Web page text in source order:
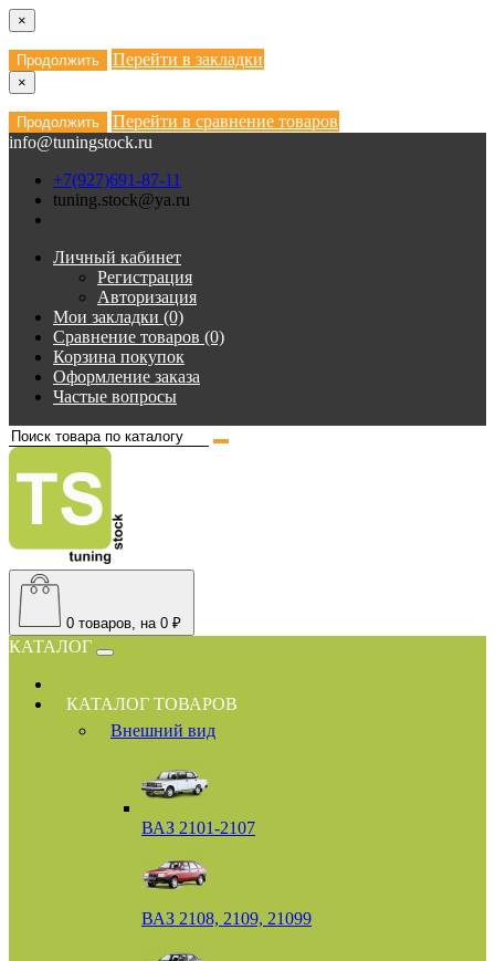
×
Продолжить Перейти в закладки
×
Продолжить
Перейти в сравнение товаров
info@tuningstock.ru
+7(927)691-87-11
tuning.stock@ya.ru
Личный кабинет
Регистрация
Авторизация
Мои закладки (0)
Сравнение товаров (0)
Корзина покупок
Оформление заказа
Частые вопросы
0 товаров, на 0 ₽
КАТАЛОГ
КАТАЛОГ ТОВАРОВ
Внешний вид
ВАЗ 2101-2107
ВАЗ 2108, 2109, 21099